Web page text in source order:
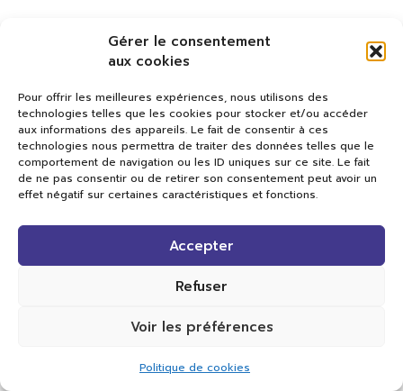
Gérer le consentement
aux cookies
Pour offrir les meilleures expériences, nous utilisons des
technologies telles que les cookies pour stocker et/ou accéder
aux informations des appareils. Le fait de consentir à ces
technologies nous permettra de traiter des données telles que le
comportement de navigation ou les ID uniques sur ce site. Le fait
de ne pas consentir ou de retirer son consentement peut avoir un
effet négatif sur certaines caractéristiques et fonctions.
Accepter
Refuser
Voir les préférences
Politique de cookies
Val TV
Centre de Compétences Médias
Rue du Pont-Neuf 24
Tous droits réservés.
Réalisation Cavin-Baudat Digital Lab